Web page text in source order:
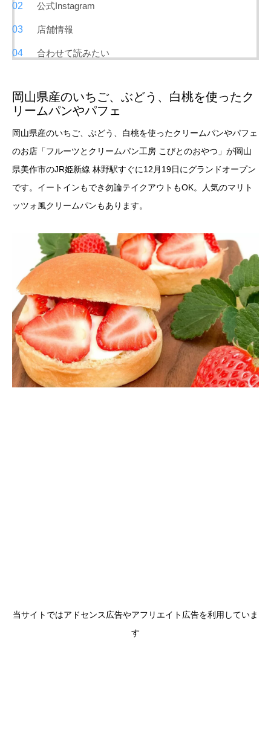
公式Instagram
店舗情報
合わせて読みたい
岡山県産のいちご、ぶどう、白桃を使ったク
リームパンやパフェ
岡山県産のいちご、ぶどう、白桃を使ったクリームパンやパフェ
のお店「フルーツとクリームパン工房 こびとのおやつ」が岡山
県美作市のJR姫新線 林野駅すぐに12月19日にグランドオープン
です。イートインもでき勿論テイクアウトもOK。人気のマリト
ッツォ風クリームパンもあります。
当サイトではアドセンス広告やアフリエイト広告を利用していま
す